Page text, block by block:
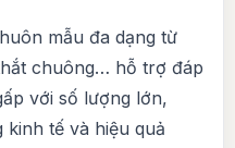
mẫu đa dạng từ
chuông… hỗ trợ đáp
với số lượng lớn,
kinh tế và hiệu quả